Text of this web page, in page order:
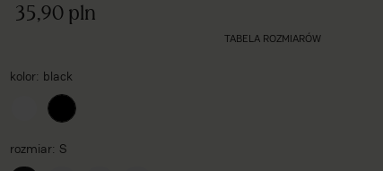
TABELA ROZMIARÓW
35,90 pln
kolor black
rozmiar S